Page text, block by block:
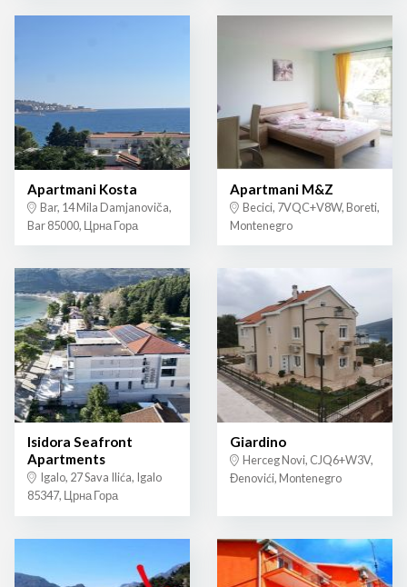
Apartmani Kosta
Bar, 14 Mila Damjanoviča,
Bar 85000, Црна Гора
Apartmani M&Z
Becici, 7VQC+V8W, Boreti,
Montenegro
Isidora Seafront
Apartments
Igalo, 27 Sava Ilića, Igalo
85347, Црна Гора
Giardino
Herceg Novi, CJQ6+W3V,
Đenovići, Montenegro